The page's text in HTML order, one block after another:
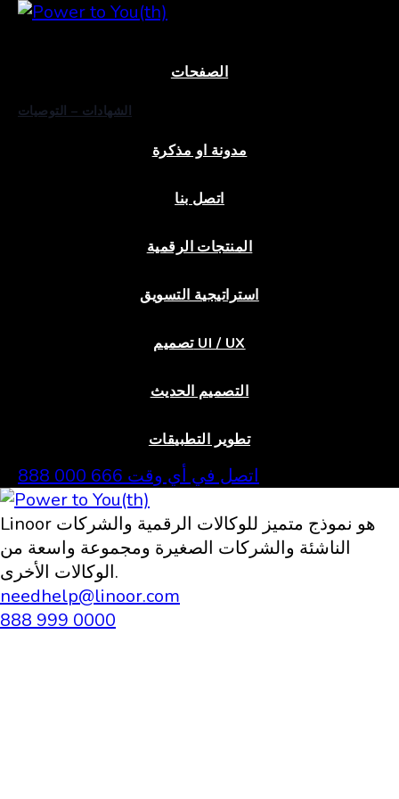
الصفحات
الشهادات – التوصيات
مدونة او مذكرة
اتصل بنا
المنتجات الرقمية
استراتيجية التسويق
تصميم UI / UX
التصميم الحديث
تطوير التطبيقات
اتصل في أي وقت 666 000 888
Linoor هو نموذج متميز للوكالات الرقمية والشركات
الناشئة والشركات الصغيرة ومجموعة واسعة من
الوكالات الأخرى.
needhelp@linoor.com
888 999 0000